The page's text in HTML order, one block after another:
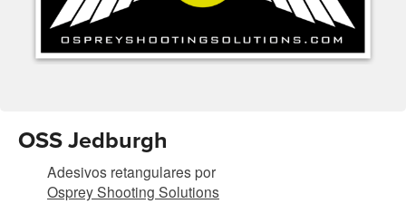
OSS Jedburgh
Adesivos retangularespor
Osprey Shooting Solutions